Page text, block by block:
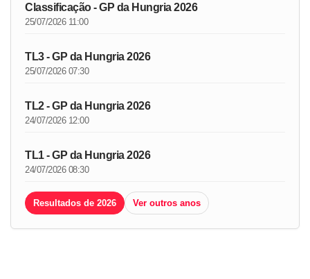
Classificação - GP da Hungria 2026
25/07/2026 11:00
TL3 - GP da Hungria 2026
25/07/2026 07:30
TL2 - GP da Hungria 2026
24/07/2026 12:00
TL1 - GP da Hungria 2026
24/07/2026 08:30
Resultados de 2026 Ver outros anos